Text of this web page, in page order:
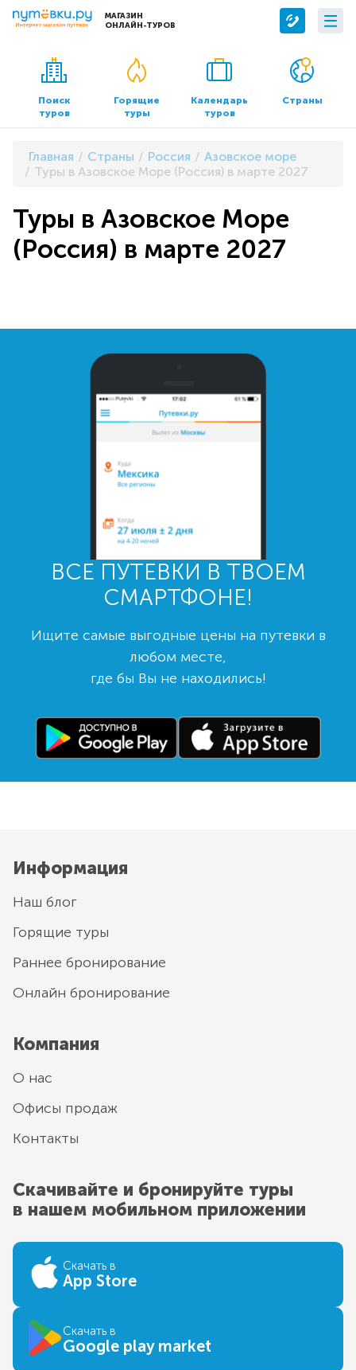
МАГАЗИН
ОНЛАЙН-ТУРОВ
Сервисы
Бронирование отелей
Трансфер
О компании
О нас
Контакты
Документы и реквизиты
Поиск
туров
Горящие
туры
Календарь
туров
Страны
Главная Страны Россия
Азовское море
Туры в Азовское Море (Россия) в марте 2027
Туры в Азовское Море
(Россия) в марте 2027
ВСЕ ПУТЕВКИ В ТВОЕМ
СМАРТФОНЕ!
Ищите самые выгодные цены на путевки в
любом месте,
где бы Вы не находились!
Информация
Наш блог
Горящие туры
Раннее бронирование
Онлайн бронирование
Компания
О нас
Офисы продаж
Контакты
Скачивайте и бронируйте туры
в нашем мобильном приложении
Скачать в
App Store
Скачать в
Google play market